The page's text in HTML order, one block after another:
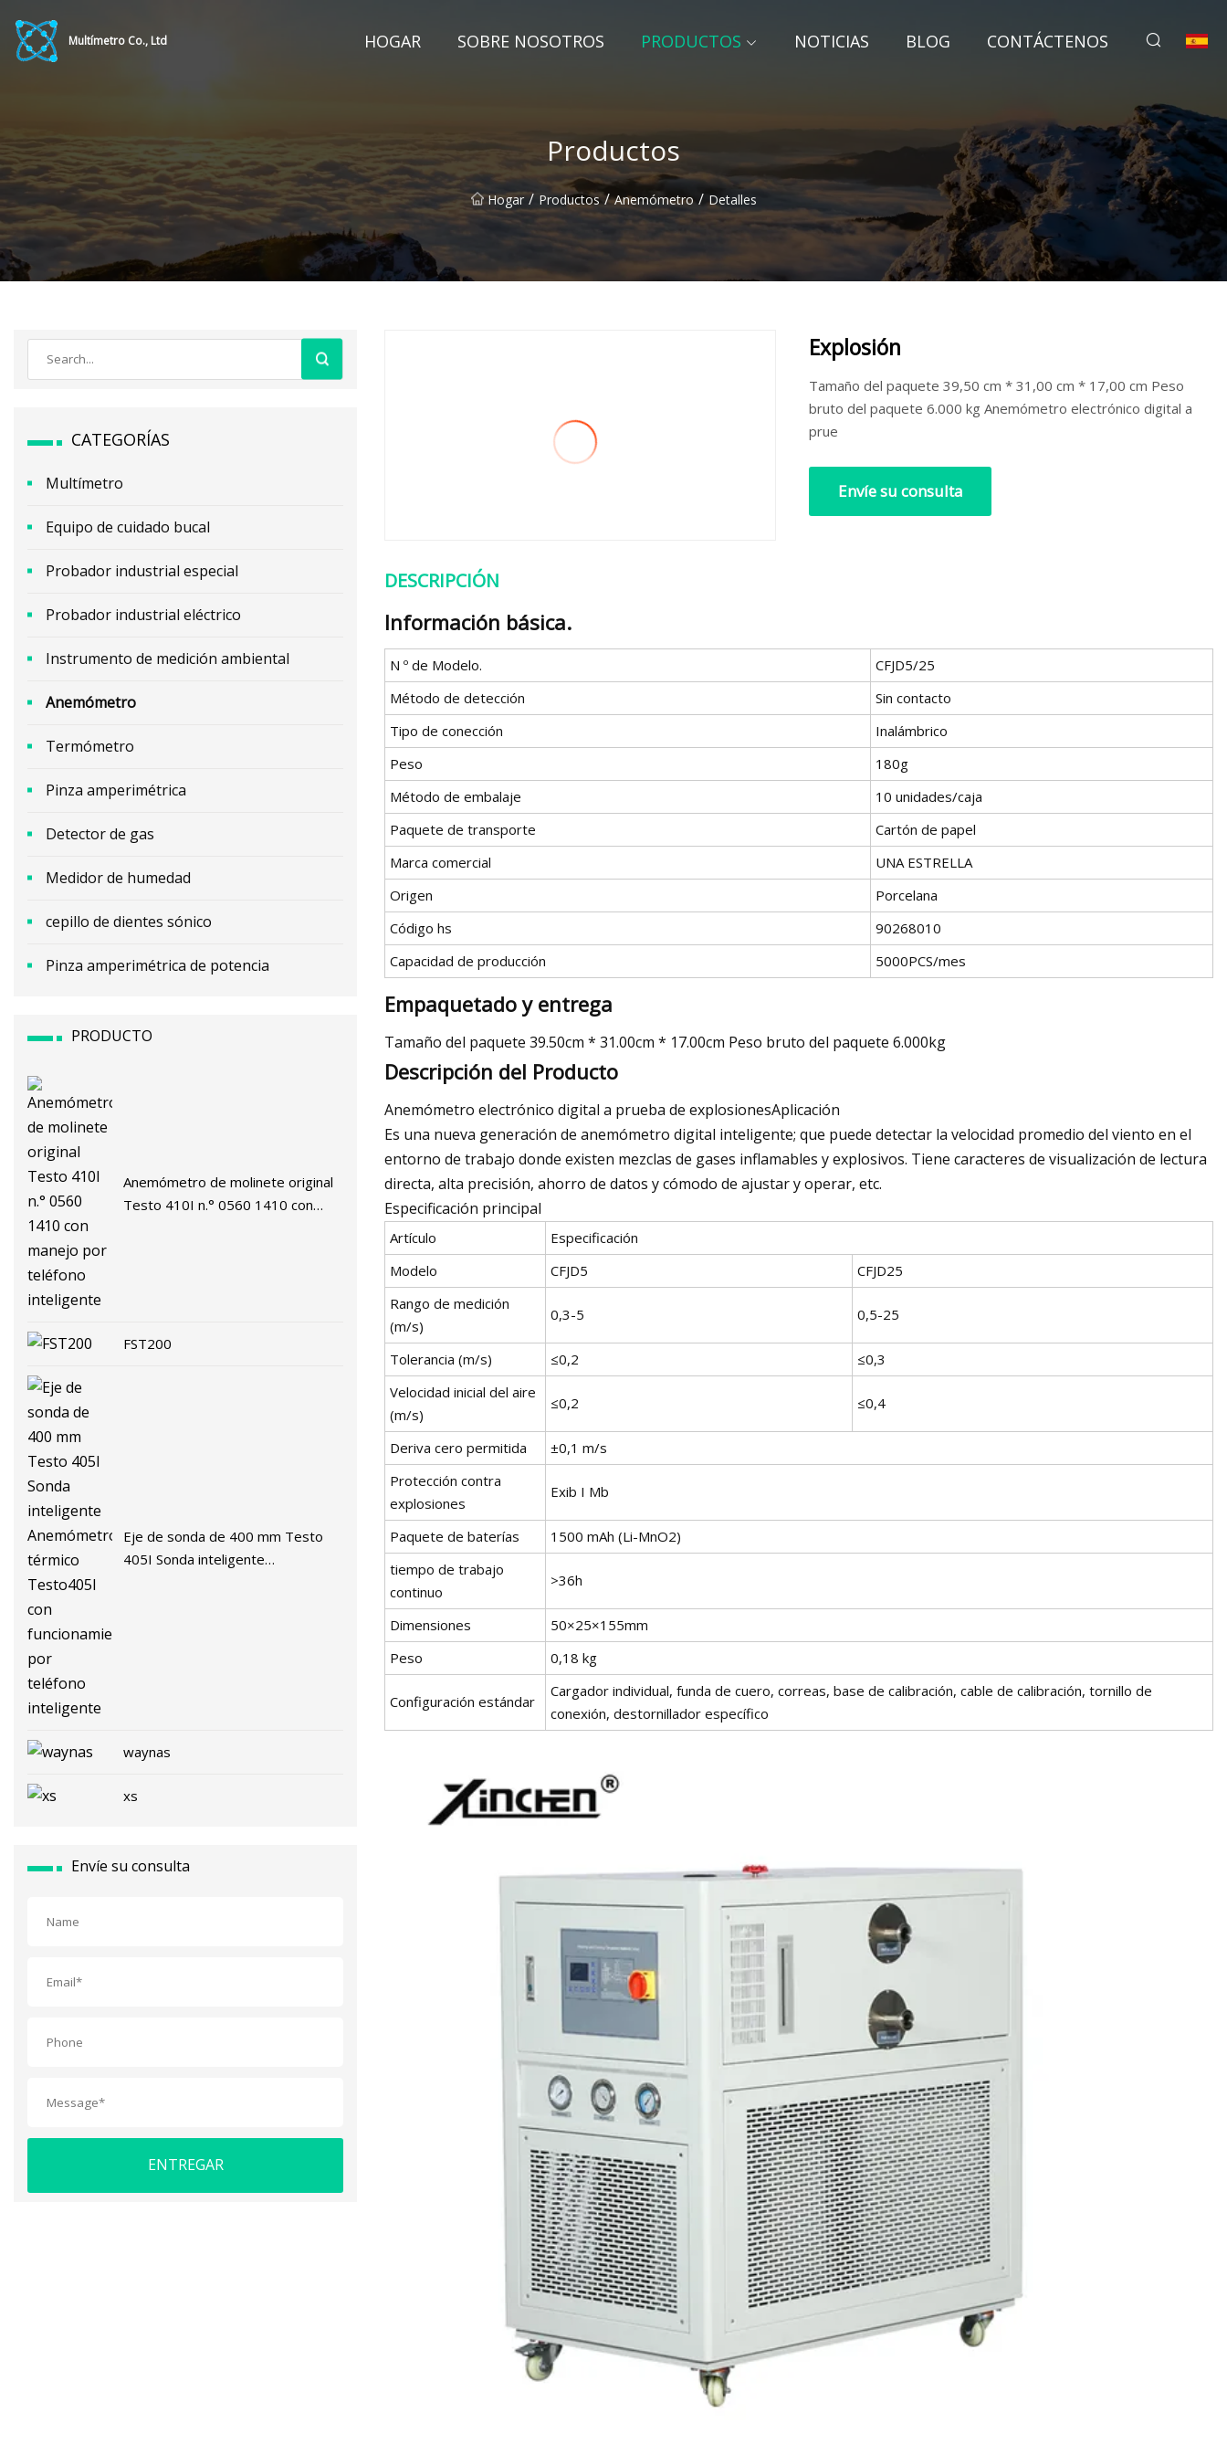
Multímetro Co., Ltd HOGAR SOBRE NOSOTROS PRODUCTOS NOTICIAS BLOG CONTÁCTENOS
Productos
Hogar / Productos / Anemómetro / Detalles
CATEGORÍAS
Multímetro
Equipo de cuidado bucal
Probador industrial especial
Probador industrial eléctrico
Instrumento de medición ambiental
Anemómetro
Termómetro
Pinza amperimétrica
Detector de gas
Medidor de humedad
cepillo de dientes sónico
Pinza amperimétrica de potencia
PRODUCTO
Anemómetro de molinete original
Testo 410I n.° 0560 1410 con
FST200
Eje de sonda de 400 mm Testo
405I Sonda inteligente
waynas
xs
Envíe su consulta
ENTREGAR
Explosión
Tamaño del paquete 39,50 cm * 31,00 cm * 17,00 cm Peso
bruto del paquete 6.000 kg Anemómetro electrónico digital a
prue
Envíe su consulta
DESCRIPCIÓN
Información básica.
N º de Modelo.
CFJD5/25
Método de detección
Sin contacto
Tipo de conección
Inalámbrico
Peso
180g
Método de embalaje
10 unidades/caja
Paquete de transporte
Cartón de papel
Marca comercial
UNA ESTRELLA
Origen
Porcelana
Código hs
90268010
Capacidad de producción
5000PCS/mes
Empaquetado y entrega
Tamaño del paquete 39.50cm * 31.00cm * 17.00cm Peso bruto del paquete 6.000kg
Descripción del Producto
Anemómetro electrónico digital a prueba de explosionesAplicación
Es una nueva generación de anemómetro digital inteligente; que puede detectar la velocidad promedio del viento en el
entorno de trabajo donde existen mezclas de gases inflamables y explosivos. Tiene caracteres de visualización de lectura
directa, alta precisión, ahorro de datos y cómodo de ajustar y operar, etc.
Especificación principal
Artículo
Especificación
Modelo
CFJD5
CFJD25
Rango de medición
(m/s)
0,3-5 0,5-25
Tolerancia (m/s) ≤0,2
≤0,3
Velocidad inicial del aire
(m/s)
≤0,2 ≤0,4
Deriva cero permitida
±0,1 m/s
Protección contra
explosiones
Exib I Mb
Paquete de baterías
1500 mAh (Li-MnO2)
tiempo de trabajo
continuo
>36h
Dimensiones
50×25×155mm
Peso
0,18 kg
Configuración estándar
Cargador individual, funda de cuero, correas, base de calibración, cable de calibración, tornillo de
conexión, destornillador específico